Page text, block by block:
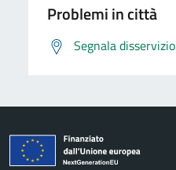
Problemi in città
Segnala disservizio